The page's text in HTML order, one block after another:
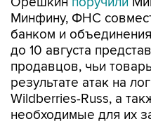
банком и
до 10 августа
продавцов, чьи
результате атак на
Wildberries-Russ, а
необходимые для их
Глава